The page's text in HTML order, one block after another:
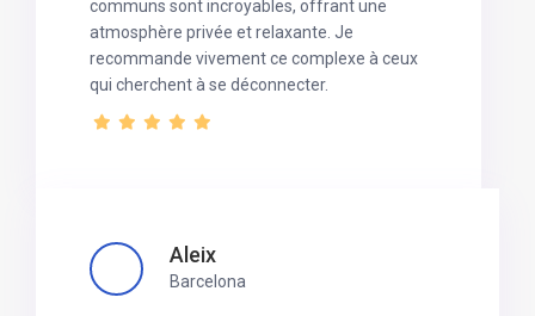
communs sont incroyables, offrant une
atmosphère privée et relaxante. Je
recommande vivement ce complexe à ceux
qui cherchent à se déconnecter.
Aleix
Barcelona